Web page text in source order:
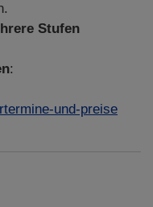
Stufen
:
und-preise